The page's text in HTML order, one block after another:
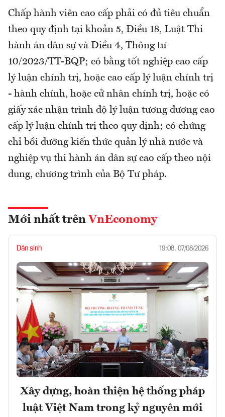
Chấp hành viên cao cấp phải có đủ tiêu chuẩn
theo quy định tại khoản 5, Điều 18, Luật Thi
hành án dân sự và Điều 4, Thông tư
10/2023/TT-BQP; có bằng tốt nghiệp cao cấp
lý luận chính trị, hoặc cao cấp lý luận chính trị
- hành chính, hoặc cử nhân chính trị, hoặc có
giấy xác nhận trình độ lý luận tương đương cao
cấp lý luận chính trị theo quy định; có chứng
chỉ bồi dưỡng kiến thức quản lý nhà nước và
nghiệp vụ thi hành án dân sự cao cấp theo nội
dung, chương trình của Bộ Tư pháp.
Mới nhất trên VnEconomy
Dân sinh 19:08, 07/08/2026
Xây dựng, hoàn thiện hệ thống pháp
luật Việt Nam trong kỷ nguyên mới